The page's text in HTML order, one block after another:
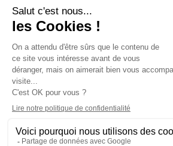
Cliquez-ici pour modifier vos préférences en
QUARTIER LIBRE - SAS au capital de 100